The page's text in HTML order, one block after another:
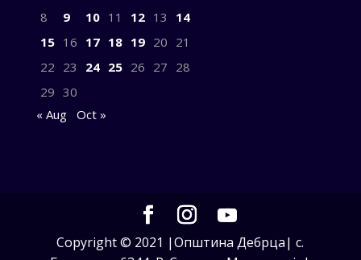
8
9 10 11 12 13
14
15 16 17 18 19 20 21
22 23 24 25 26 27 28
29 30
« Aug
Oct »
Copyright © 2021 |Општина Дебрца| с.